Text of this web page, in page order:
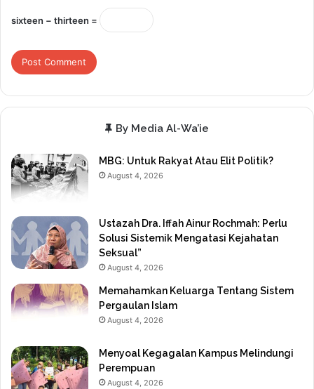
sixteen − thirteen =
By Media Al-Wa’ie
MBG: Untuk Rakyat Atau Elit Politik?
August 4, 2026
Ustazah Dra. Iffah Ainur Rochmah: Perlu
Solusi Sistemik Mengatasi Kejahatan
Seksual”
August 4, 2026
Memahamkan Keluarga Tentang Sistem
Pergaulan Islam
August 4, 2026
Menyoal Kegagalan Kampus Melindungi
Perempuan
August 4, 2026